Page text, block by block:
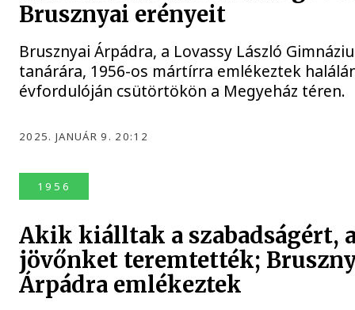
Brusznyai erényeit
Brusznyai Árpádra, a Lovassy László
tanárára, 1956-os mártírra emlékeztek
évfordulóján csütörtökön a Megyeház téren.
2025. JANUÁR 9. 20:12
1956
Akik kiálltak a szabadságért,
jövőnket teremtették;
Árpádra emlékeztek